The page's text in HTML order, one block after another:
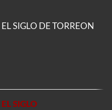
EL SIGLO DE TORREON
EL SIGLO